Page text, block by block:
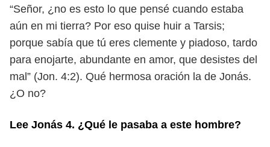
“Señor, ¿no es esto lo que pensé cuando estaba
aún en mi tierra? Por eso quise huir a Tarsis;
porque sabía que tú eres clemente y piadoso, tardo
para enojarte, abundante en amor, que desistes del
mal” (Jon. 4:2). Qué hermosa oración la de Jonás.
¿O no?
Lee Jonás 4. ¿Qué le pasaba a este hombre?